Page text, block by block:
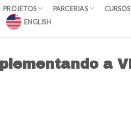
PROJETOS PARCERIAS CURSOS
ENGLISH
a